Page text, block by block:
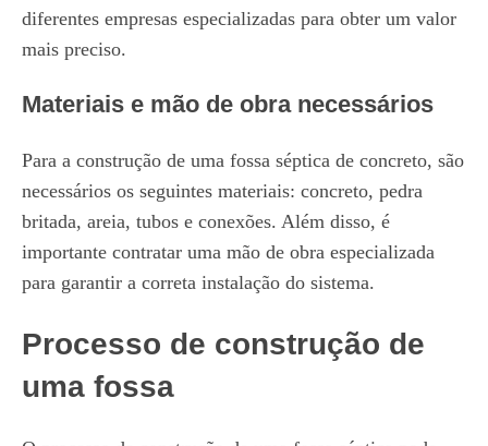
diferentes empresas especializadas para obter um valor
mais preciso.
Materiais e mão de obra necessários
Para a construção de uma fossa séptica de concreto, são
necessários os seguintes materiais: concreto, pedra
britada, areia, tubos e conexões. Além disso, é
importante contratar uma mão de obra especializada
para garantir a correta instalação do sistema.
Processo de construção de
uma fossa